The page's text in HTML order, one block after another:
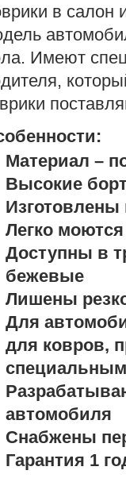
в салон
Имеют
Материал –
Высокие
Изготовлены
Легко моются
Доступны в
бежевые
Лишены
Для
для ковров,
автомобиля
Снабжены
Гарантия 1